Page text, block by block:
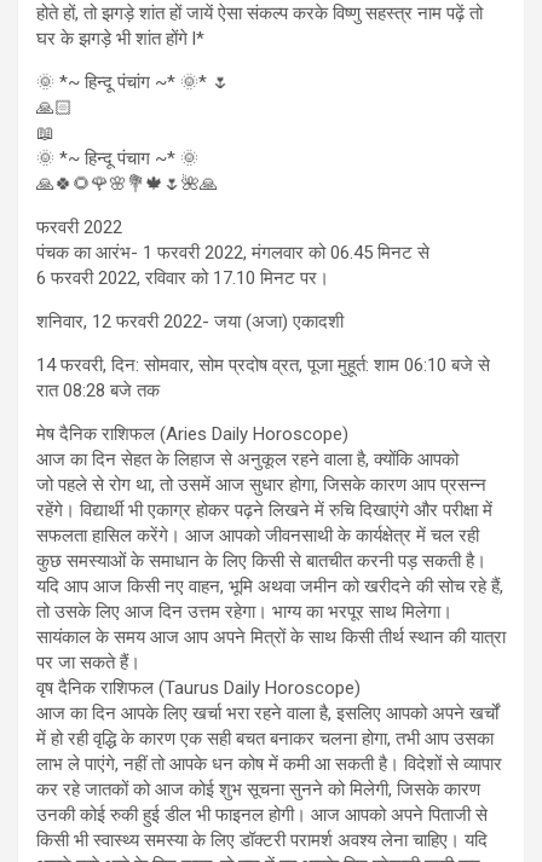
होते हों, तो झगड़े शांत हों जायें ऐसा संकल्प करके विष्णु सहस्त्र नाम पढ़ें तो
घर के झगड़े भी शांत होंगे l*
🌞 *~ हिन्दू पंचांग ~* 🌞* 🌷
🙏🏻
📖
🌞 *~ हिन्दू पंचाग ~* 🌞
🙏🍀🌻🌹🌸💐🍁🌷🌺🙏
फरवरी 2022
पंचक का आरंभ- 1 फरवरी 2022, मंगलवार को 06.45 मिनट से
6 फरवरी 2022, रविवार को 17.10 मिनट पर।
शनिवार, 12 फरवरी 2022- जया (अजा) एकादशी
14 फरवरी, दिन: सोमवार, सोम प्रदोष व्रत, पूजा मुहूर्त: शाम 06:10 बजे से
रात 08:28 बजे तक
मेष दैनिक राशिफल (Aries Daily Horoscope)
आज का दिन सेहत के लिहाज से अनुकूल रहने वाला है, क्योंकि आपको
जो पहले से रोग था, तो उसमें आज सुधार होगा, जिसके कारण आप प्रसन्न
रहेंगे। विद्यार्थी भी एकाग्र होकर पढ़ने लिखने में रुचि दिखाएंगे और परीक्षा में
सफलता हासिल करेंगे। आज आपको जीवनसाथी के कार्यक्षेत्र में चल रही
कुछ समस्याओं के समाधान के लिए किसी से बातचीत करनी पड़ सकती है।
यदि आप आज किसी नए वाहन, भूमि अथवा जमीन को खरीदने की सोच रहे हैं,
तो उसके लिए आज दिन उत्तम रहेगा। भाग्य का भरपूर साथ मिलेगा।
सायंकाल के समय आज आप अपने मित्रों के साथ किसी तीर्थ स्थान की यात्रा
पर जा सकते हैं।
वृष दैनिक राशिफल (Taurus Daily Horoscope)
आज का दिन आपके लिए खर्चा भरा रहने वाला है, इसलिए आपको अपने खर्चों
में हो रही वृद्धि के कारण एक सही बचत बनाकर चलना होगा, तभी आप उसका
लाभ ले पाएंगे, नहीं तो आपके धन कोष में कमी आ सकती है। विदेशों से व्यापार
कर रहे जातकों को आज कोई शुभ सूचना सुनने को मिलेगी, जिसके कारण
उनकी कोई रुकी हुई डील भी फाइनल होगी। आज आपको अपने पिताजी से
किसी भी स्वास्थ्य समस्या के लिए डॉक्टरी परामर्श अवश्य लेना चाहिए। यदि